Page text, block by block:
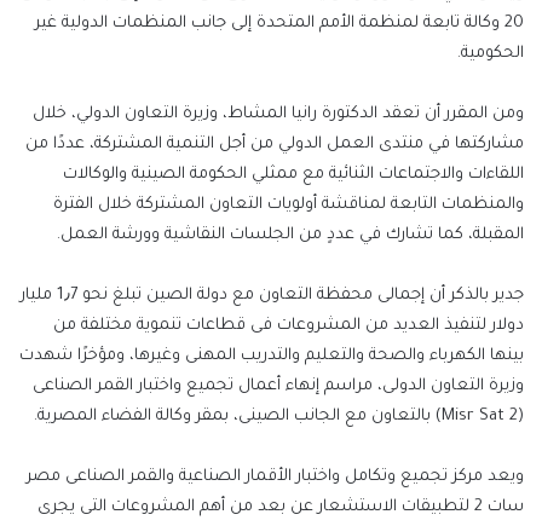
20 وكالة تابعة لمنظمة الأمم المتحدة إلى جانب المنظمات الدولية غير
الحكومية.
ومن المقرر أن تعقد الدكتورة رانيا المشاط، وزيرة التعاون الدولي، خلال
مشاركتها في منتدى العمل الدولي من أجل التنمية المشتركة، عددًا من
اللقاءات والاجتماعات الثنائية مع ممثلي الحكومة الصينية والوكالات
والمنظمات التابعة لمناقشة أولويات التعاون المشتركة خلال الفترة
المقبلة، كما تشارك في عددٍ من الجلسات النقاشية وورشة العمل.
جدير بالذكر أن إجمالى محفظة التعاون مع دولة الصين تبلغ نحو 1٫7 مليار
دولار لتنفيذ العديد من المشروعات فى قطاعات تنموية مختلفة من
بينها الكهرباء والصحة والتعليم والتدريب المهنى وغيرها، ومؤخرًا شهدت
وزيرة التعاون الدولى، مراسم إنهاء أعمال تجميع واختبار القمر الصناعى
(Misr Sat 2) بالتعاون مع الجانب الصينى، بمقر وكالة الفضاء المصرية.
ويعد مركز تجميع وتكامل واختبار الأقمار الصناعية والقمر الصناعى مصر
سات 2 لتطبيقات الاستشعار عن بعد من أهم المشروعات التى يجرى